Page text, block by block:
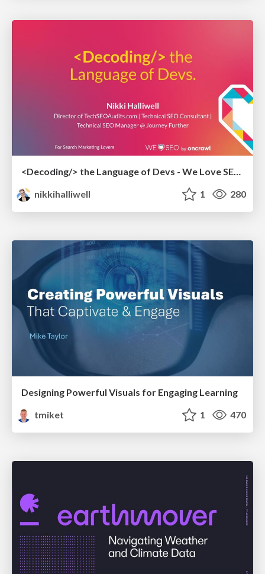
<Decoding/> the Language of Devs - We Love SEO 2024
nikkihalliwell
1 280
Designing Powerful Visuals for Engaging Learning
tmiket
1 470